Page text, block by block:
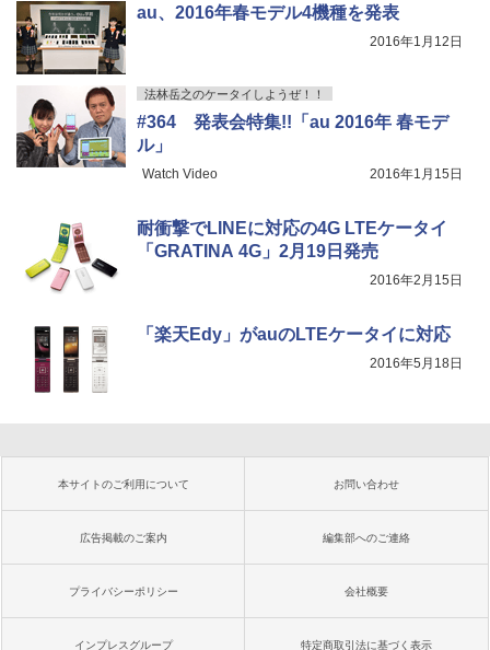
au、2016年春モデル4機種を発表
2016年1月12日
法林岳之のケータイしようぜ！！
#364 発表会特集!!「au 2016年 春モデ
ル」
Watch Video 2016年1月15日
耐衝撃でLINEに対応の4G LTEケータイ
「GRATINA 4G」2月19日発売
2016年2月15日
「楽天Edy」がauのLTEケータイに対応
2016年5月18日
本サイトのご利用について お問い合わせ
広告掲載のご案内 編集部へのご連絡
プライバシーポリシー 会社概要
インプレスグループ 特定商取引法に基づく表示